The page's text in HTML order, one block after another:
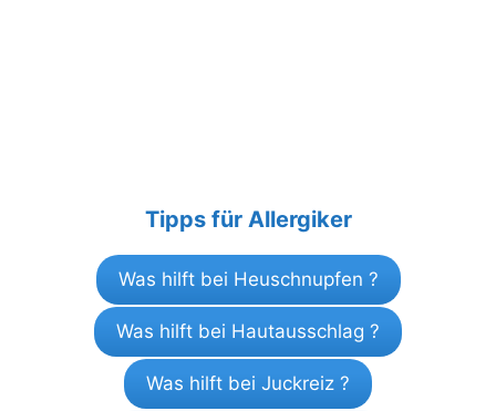
Tipps für Allergiker
Was hilft bei Heuschnupfen ?
Was hilft bei Hautausschlag ?
Was hilft bei Juckreiz ?